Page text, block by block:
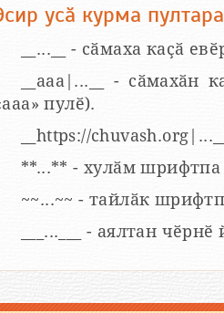
усӑ курма
__...__ - сӑмаха каҫӑ
__aaa|...__ - сӑмахӑн
пулӗ).
__https://
**...** - хулӑм шрифтпа
~~...~~ - тайлӑк
___...___ - аялтан